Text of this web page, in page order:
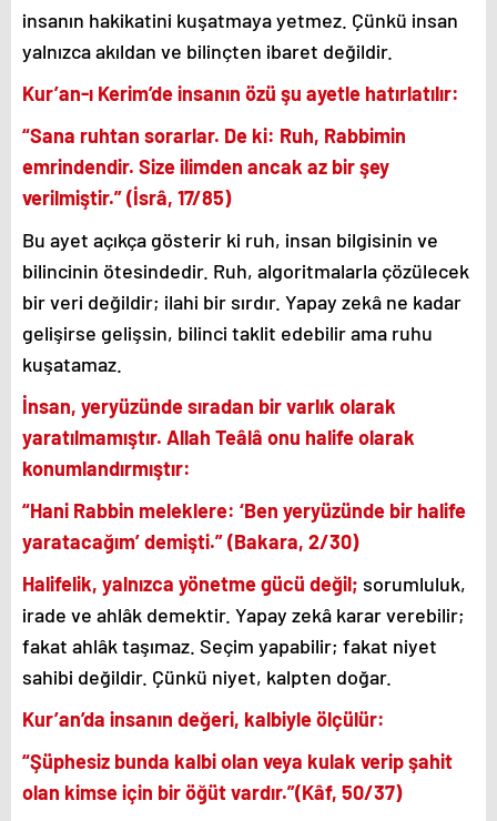
insanın hakikatini kuşatmaya yetmez. Çünkü insan
yalnızca akıldan ve bilinçten ibaret değildir.
Kur’an-ı Kerim’de insanın özü şu ayetle hatırlatılır:
“Sana ruhtan sorarlar. De ki: Ruh, Rabbimin
emrindendir. Size ilimden ancak az bir şey
verilmiştir.” (İsrâ, 17/85)
Bu ayet açıkça gösterir ki ruh, insan bilgisinin ve
bilincinin ötesindedir. Ruh, algoritmalarla çözülecek
bir veri değildir; ilahi bir sırdır. Yapay zekâ ne kadar
gelişirse gelişsin, bilinci taklit edebilir ama ruhu
kuşatamaz.
İnsan, yeryüzünde sıradan bir varlık olarak
yaratılmamıştır. Allah Teâlâ onu halife olarak
konumlandırmıştır:
“Hani Rabbin meleklere: ‘Ben yeryüzünde bir halife
yaratacağım’ demişti.” (Bakara, 2/30)
Halifelik, yalnızca yönetme gücü değil; sorumluluk,
irade ve ahlâk demektir. Yapay zekâ karar verebilir;
fakat ahlâk taşımaz. Seçim yapabilir; fakat niyet
sahibi değildir. Çünkü niyet, kalpten doğar.
Kur’an’da insanın değeri, kalbiyle ölçülür:
“Şüphesiz bunda kalbi olan veya kulak verip şahit
olan kimse için bir öğüt vardır.”(Kâf, 50/37)